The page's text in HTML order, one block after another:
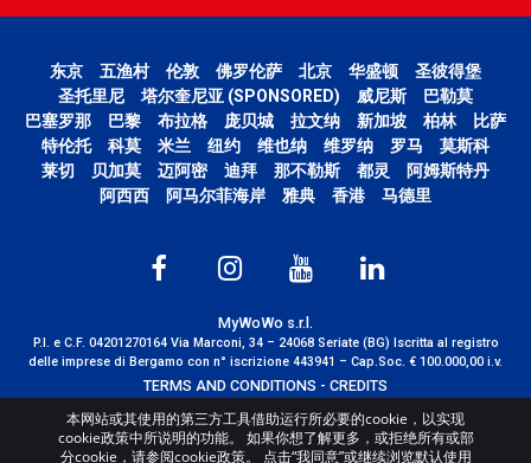
东京 五渔村 伦敦 佛罗伦萨 北京 华盛顿
圣彼得堡
圣托里尼
塔尔奎尼亚 (SPONSORED) 威尼斯
巴勒莫
巴塞罗那
巴黎 布拉格 庞贝城 拉文纳 新加坡 柏林
比萨
特伦托
科莫 米兰 纽约 维也纳 维罗纳 罗马
莫斯科
莱切
贝加莫 迈阿密 迪拜 那不勒斯 都灵
阿姆斯特丹
阿西西
阿马尔菲海岸 雅典 香港 马德里
MyWoWo s.r.l.
P.I. e C.F. 04201270164 Via Marconi, 34 – 24068 Seriate (BG) Iscritta al registro
delle imprese di Bergamo con n° iscrizione 443941 – Cap.Soc. € 100.000,00 i.v.
TERMS AND CONDITIONS - CREDITS
本网站或其使用的第三方工具借助运行所必要的cookie，以实现
cookie政策中所说明的功能。 如果你想了解更多，或拒绝所有或部
分cookie，请参阅cookie政策。 点击“我同意”或继续浏览默认使用